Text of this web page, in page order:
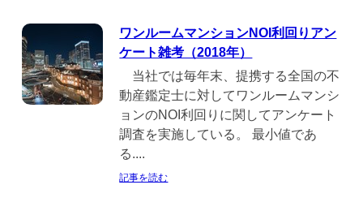
ワンルームマンションNOI利回りアン
ケート雑考（2018年）
当社では毎年末、提携する全国の不
動産鑑定士に対してワンルームマンシ
ョンのNOI利回りに関してアンケート
調査を実施している。 最小値であ
る....
記事を読む